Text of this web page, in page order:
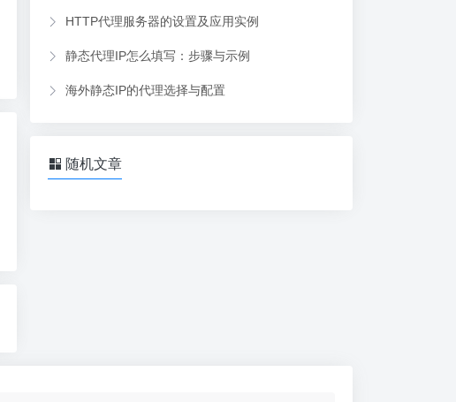
HTTP代理服务器的设置及应用实例
静态代理IP怎么填写：步骤与示例
海外静态IP的代理选择与配置
随机文章